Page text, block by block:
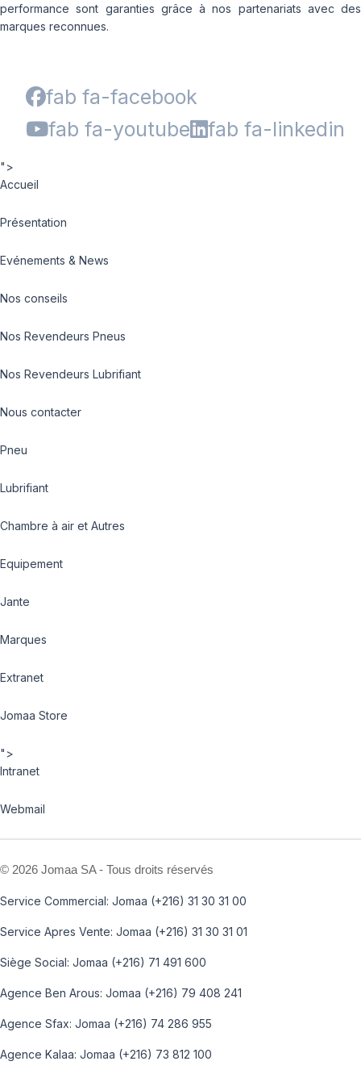
performance sont garanties grâce à nos partenariats avec des
marques reconnues.
fab fa-facebook
fab fa-youtube
fab fa-linkedin
">
Accueil
Présentation
Evénements & News
Nos conseils
Nos Revendeurs Pneus
Nos Revendeurs Lubrifiant
Nous contacter
Pneu
Lubrifiant
Chambre à air et Autres
Equipement
Jante
Marques
Extranet
Jomaa Store
">
Intranet
Webmail
© 2026 Jomaa SA - Tous droits réservés
Service Commercial: Jomaa (+216) 31 30 31 00
Service Apres Vente: Jomaa (+216) 31 30 31 01
Siège Social: Jomaa (+216) 71 491 600
Agence Ben Arous: Jomaa (+216) 79 408 241
Agence Sfax: Jomaa (+216) 74 286 955
Agence Kalaa: Jomaa (+216) 73 812 100